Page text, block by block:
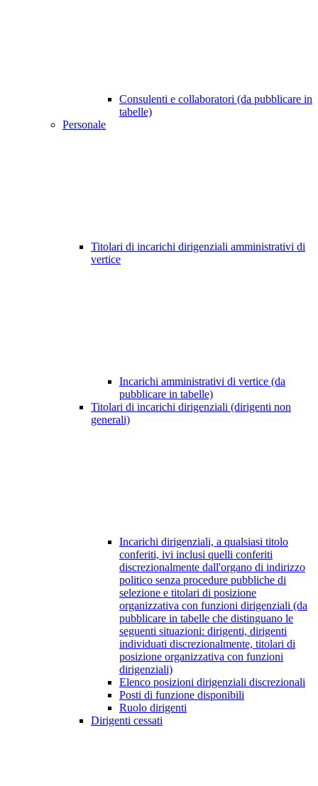
Consulenti e collaboratori (da pubblicare in
tabelle)
Personale
Titolari di incarichi dirigenziali amministrativi di
vertice
Incarichi amministrativi di vertice (da
pubblicare in tabelle)
Titolari di incarichi dirigenziali (dirigenti non
generali)
Incarichi dirigenziali, a qualsiasi titolo
conferiti, ivi inclusi quelli conferiti
discrezionalmente dall'organo di indirizzo
politico senza procedure pubbliche di
selezione e titolari di posizione
organizzativa con funzioni dirigenziali (da
pubblicare in tabelle che distinguano le
seguenti situazioni: dirigenti, dirigenti
individuati discrezionalmente, titolari di
posizione organizzativa con funzioni
dirigenziali)
Elenco posizioni dirigenziali discrezionali
Posti di funzione disponibili
Ruolo dirigenti
Dirigenti cessati